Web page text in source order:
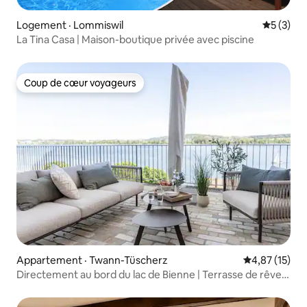
Logement · Lommiswil Note
5 (3)
La Tina Casa | Maison-boutique privée avec piscine
Coup de cœur voyageurs
Coup de cœur voyageurs
Appartement · Twann-Tüscherz Note
4,87 (15)
Directement au bord du lac de Bienne | Terrasse de rêve |